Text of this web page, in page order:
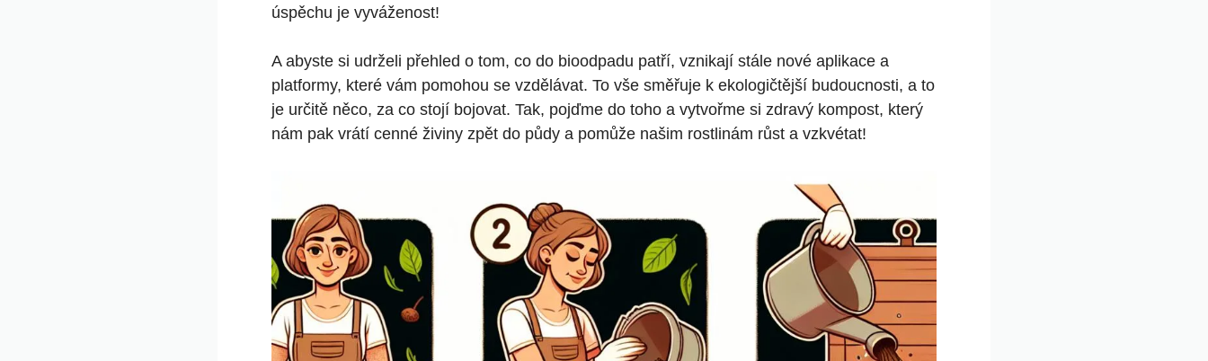
úspěchu je vyváženost!
A abyste si udrželi přehled o tom, co do bioodpadu patří, vznikají stále nové aplikace a
platformy, které vám pomohou se vzdělávat. To vše směřuje k ekologičtější budoucnosti, a to
je určitě něco, za co stojí bojovat. Tak, pojďme do toho a vytvořme si zdravý kompost, který
nám pak vrátí cenné živiny zpět do půdy a pomůže našim rostlinám růst a vzkvétat!